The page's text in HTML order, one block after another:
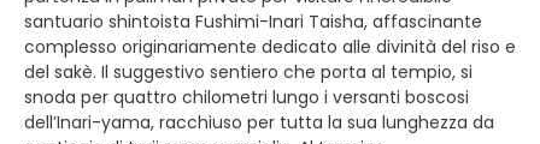
santuario shintoista Fushimi-Inari Taisha, affascinante
complesso originariamente dedicato alle divinità del riso e
del sakè. Il suggestivo sentiero che porta al tempio, si
snoda per quattro chilometri lungo i versanti boscosi
dell’Inari-yama, racchiuso per tutta la sua lunghezza da